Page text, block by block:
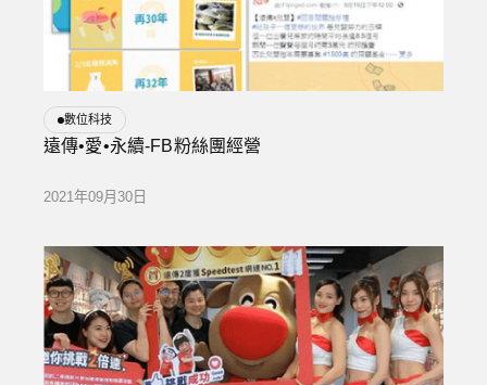
數位科技
遠傳•愛•永續-FB粉絲團經營
2021年09月30日